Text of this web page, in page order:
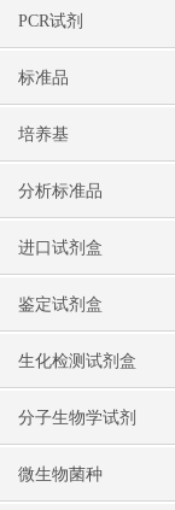
PCR试剂
标准品
培养基
分析标准品
进口试剂盒
鉴定试剂盒
生化检测试剂盒
分子生物学试剂
微生物菌种